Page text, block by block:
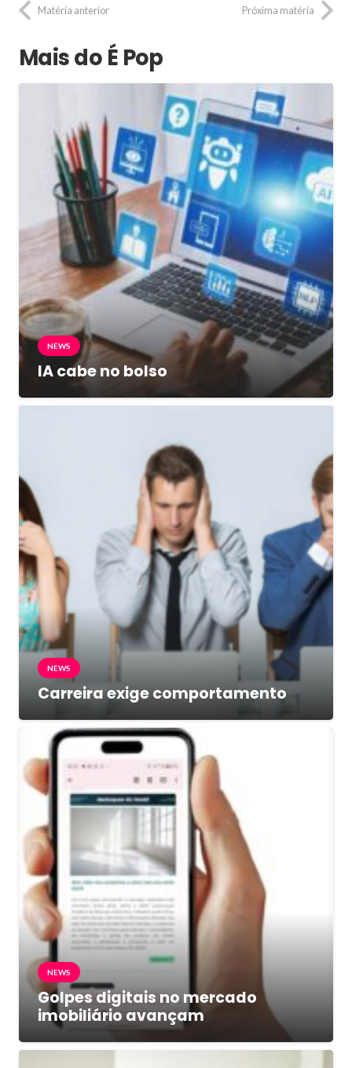
Matéria anterior Próxima matéria
Mais do É Pop
NEWS
IA cabe no bolso
NEWS
Carreira exige comportamento
NEWS
Golpes digitais no mercado
imobiliário avançam